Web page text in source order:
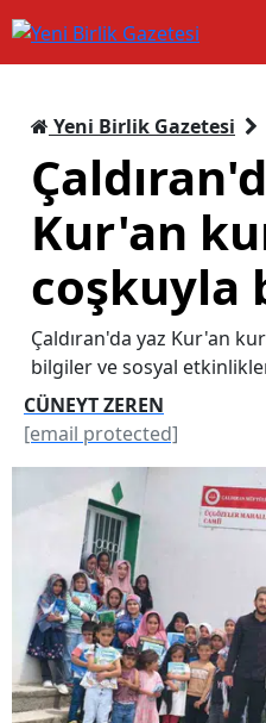
Yeni Birlik Gazetesi
Kur'an
coşkuyla
Çaldıran'da yaz Kur'an
bilgiler ve sosyal
CÜNEYT ZEREN
[email protected]